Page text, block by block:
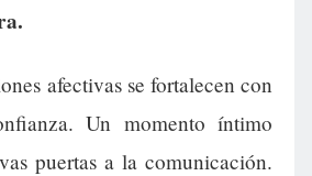
afectivas se fortalecen con
Un momento íntimo
puertas a la comunicación.